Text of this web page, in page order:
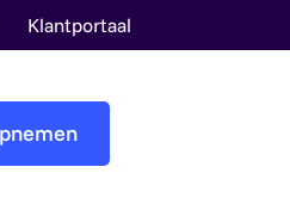
Klantportaal